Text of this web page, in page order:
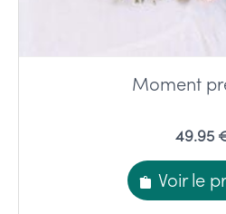
Moment
49.95
Voir le